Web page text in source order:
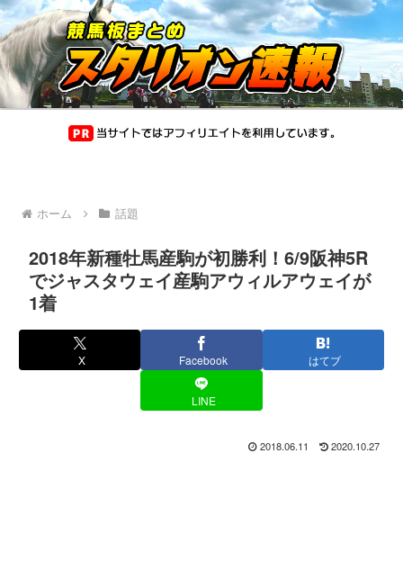
ホーム 話題
2018年新種牡馬産駒が初勝利！6/9阪神5R
でジャスタウェイ産駒アウィルアウェイが
1着
X Facebook はてブ
LINE
2018.06.11 2020.10.27